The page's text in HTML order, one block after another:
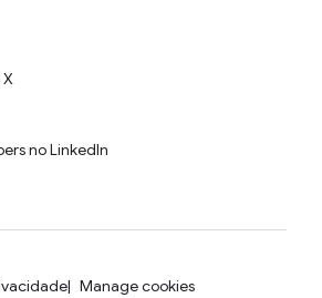
no LinkedIn
Manage cookies